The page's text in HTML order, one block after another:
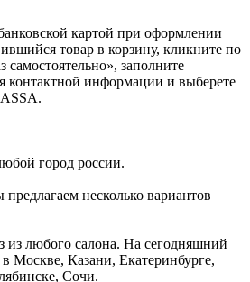
картой при оформлении
товар в корзину, кликните по
самостоятельно», заполните
контактной информации и выберете
город россии.
несколько вариантов
из любого салона. На сегодняшний
Москве, Казани, Екатеринбурге,
Сочи.